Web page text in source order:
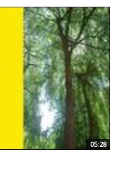
05:28